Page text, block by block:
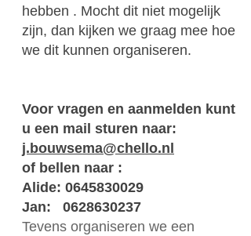
hebben . Mocht dit niet mogelijk
zijn, dan kijken we graag mee hoe
we dit kunnen organiseren.
Voor vragen en aanmelden kunt
u een mail sturen naar:
j.bouwsema@chello.nl
of bellen naar :
Alide: 0645830029
Jan: 0628630237
Tevens organiseren we een